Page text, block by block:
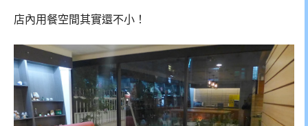
店內用餐空間其實還不小！